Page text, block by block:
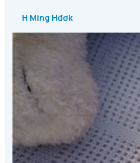
H Ming Hđơk